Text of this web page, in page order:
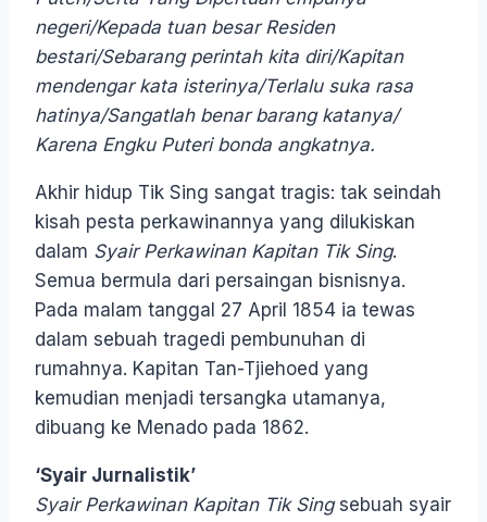
negeri/Kepada tuan besar Residen
bestari/Sebarang perintah kita diri/Kapitan
mendengar kata isterinya/Terlalu suka rasa
hatinya/Sangatlah benar barang katanya/
Karena Engku Puteri bonda angkatnya.
Akhir hidup Tik Sing sangat tragis: tak seindah
kisah pesta perkawinannya yang dilukiskan
dalam Syair Perkawinan Kapitan Tik Sing.
Semua bermula dari persaingan bisnisnya.
Pada malam tanggal 27 April 1854 ia tewas
dalam sebuah tragedi pembunuhan di
rumahnya. Kapitan Tan-Tjiehoed yang
kemudian menjadi tersangka utamanya,
dibuang ke Menado pada 1862.
‘Syair Jurnalistik’
Syair Perkawinan Kapitan Tik Singsebuah syair